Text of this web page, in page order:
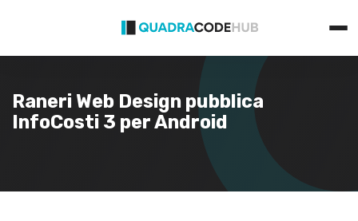
Raneri Web Design pubblica
InfoCosti 3 per Android